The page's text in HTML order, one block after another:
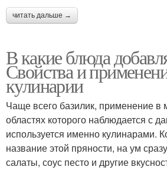
читать дальше →
В какие блюда
Свойства и
кулинарии
Чаще всего базилик, применение в
областях которого наблюдается с
используется именно кулинарами.
название этой пряности, на ум
салаты, соус песто и другие